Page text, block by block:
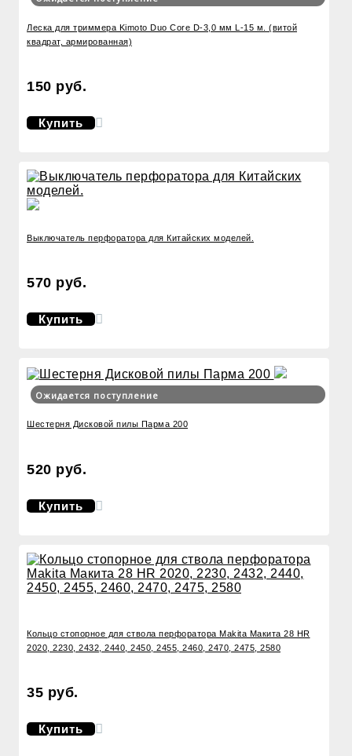
Леска для триммера Kimoto Duo Core D-3,0 мм L-15 м. (витой
квадрат, армированная)
150 руб.
Купить
Выключатель перфоратора для Китайских моделей.
570 руб.
Купить
Ожидается поступление
Шестерня Дисковой пилы Парма 200
520 руб.
Купить
Кольцо стопорное для ствола перфоратора Makita Макита 28 НR
2020, 2230, 2432, 2440, 2450, 2455, 2460, 2470, 2475, 2580
35 руб.
Купить